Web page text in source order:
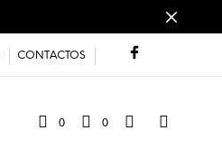
CONTACTOS
0 0